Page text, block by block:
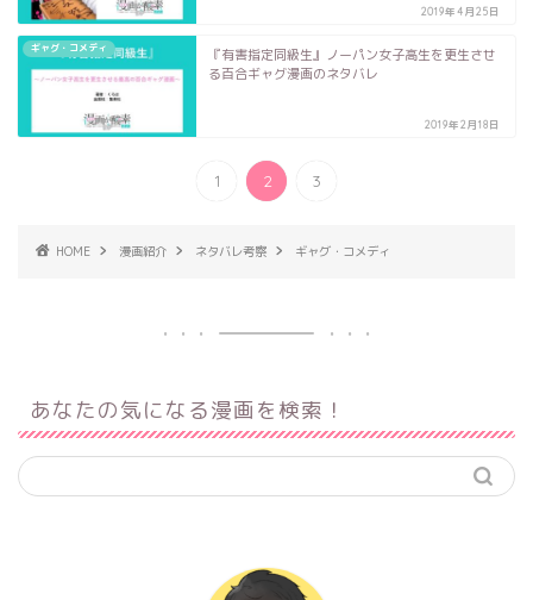
2019年4月25日
ギャグ・コメディ
『有害指定同級生』ノーパン女子高生を更生させ
る百合ギャグ漫画のネタバレ
2019年2月18日
1 2 3
HOME 漫画紹介 ネタバレ考察 ギャグ・コメディ
あなたの気になる漫画を検索！